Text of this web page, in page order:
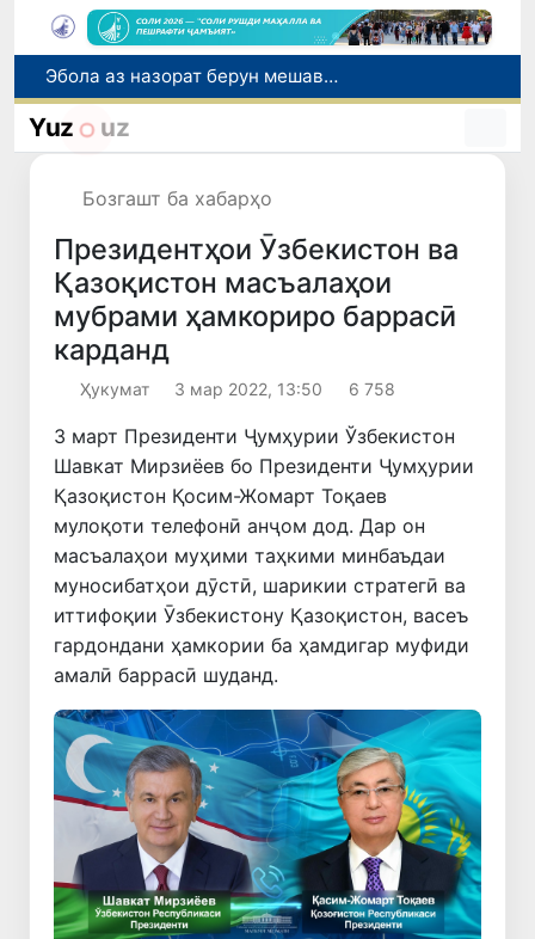
Эбола аз назорат берун мешавад: дар ҶД Конго шумораи беморон дар як ҳафта ду баробар афзуд, СУТ бонги хатар мезанад
Дар моҳи июл дар Ӯзбекистон нархи маҳсулоти озуқаворӣ коҳиш ёфт, аммо баъзе молу хидматрасониҳо гарон шуданд
Дар Сенат тадбирҳои беҳтар намудани мавқеи Ӯзбекистон дар рейтингҳо ва индексҳои байналмилалӣ баррасӣ шуданд
Yuz uz
Бозгашт ба хабарҳо
Президентҳои Ӯзбекистон ва
Қазоқистон масъалаҳои
мубрами ҳамкориро баррасӣ
карданд
Ҳукумат 3 мар 2022, 13:50 6 758
3 март Президенти Ҷумҳурии Ўзбекистон
Шавкат Мирзиёев бо Президенти Ҷумҳурии
Қазоқистон Қосим-Жомарт Тоқаев
мулоқоти телефонӣ анҷом дод. Дар он
масъалаҳои муҳими таҳкими минбаъдаи
муносибатҳои дӯстӣ, шарикии стратегӣ ва
иттифоқии Ӯзбекистону Қазоқистон, васеъ
гардондани ҳамкории ба ҳамдигар муфиди
амалӣ баррасӣ шуданд.